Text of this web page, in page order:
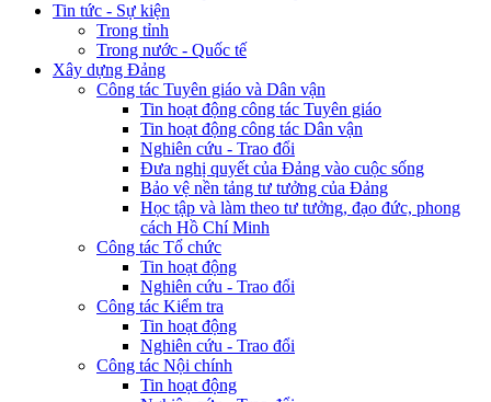
Tin tức - Sự kiện
Trong tỉnh
Trong nước - Quốc tế
Xây dựng Đảng
Công tác Tuyên giáo và Dân vận
Tin hoạt động công tác Tuyên giáo
Tin hoạt động công tác Dân vận
Nghiên cứu - Trao đổi
Đưa nghị quyết của Đảng vào cuộc sống
Bảo vệ nền tảng tư tưởng của Đảng
Học tập và làm theo tư tưởng, đạo đức, phong
cách Hồ Chí Minh
Công tác Tổ chức
Tin hoạt động
Nghiên cứu - Trao đổi
Công tác Kiểm tra
Tin hoạt động
Nghiên cứu - Trao đổi
Công tác Nội chính
Tin hoạt động